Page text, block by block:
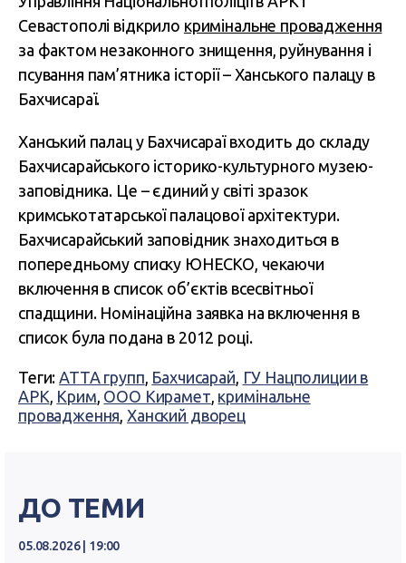
Севастополі відкрило кримінальне провадження
за фактом незаконного знищення, руйнування і
псування пам’ятника історії – Ханського палацу в
Бахчисараї.
Ханський палац у Бахчисараї входить до складу
Бахчисарайського історико-культурного музею-
заповідника. Це – єдиний у світі зразок
кримськотатарської палацової архітектури.
Бахчисарайський заповідник знаходиться в
попередньому списку ЮНЕСКО, чекаючи
включення в список об’єктів всесвітньої
спадщини. Номінаційна заявка на включення в
список була подана в 2012 році.
Теги:АТТА групп, Бахчисарай, ГУ Нацполиции в
АРК, Крим, ООО Кирамет, кримінальне
провадження,Ханский дворец
ДО ТЕМИ
05.08.2026 | 19:00